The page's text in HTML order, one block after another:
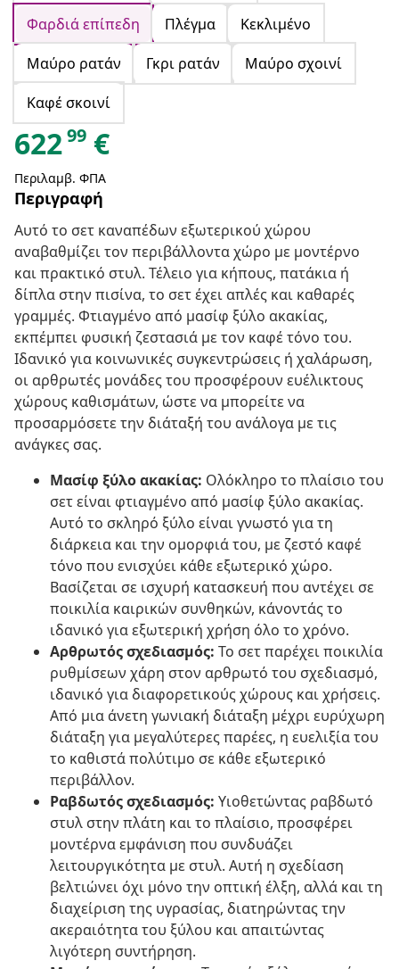
Φαρδιά επίπεδη
Πλέγμα
Κεκλιμένο
Μαύρο ρατάν
Γκρι ρατάν
Μαύρο σχοινί
Καφέ σκοινί
62299 €
Περιλαμβ. ΦΠΑ
Περιγραφή
Αυτό το σετ καναπέδων εξωτερικού χώρου
αναβαθμίζει τον περιβάλλοντα χώρο με μοντέρνο
και πρακτικό στυλ. Τέλειο για κήπους, πατάκια ή
δίπλα στην πισίνα, το σετ έχει απλές και καθαρές
γραμμές. Φτιαγμένο από μασίφ ξύλο ακακίας,
εκπέμπει φυσική ζεστασιά με τον καφέ τόνο του.
Ιδανικό για κοινωνικές συγκεντρώσεις ή χαλάρωση,
οι αρθρωτές μονάδες του προσφέρουν ευέλικτους
χώρους καθισμάτων, ώστε να μπορείτε να
προσαρμόσετε την διάταξή του ανάλογα με τις
ανάγκες σας.
Μασίφ ξύλο ακακίας: Ολόκληρο το πλαίσιο του
σετ είναι φτιαγμένο από μασίφ ξύλο ακακίας.
Αυτό το σκληρό ξύλο είναι γνωστό για τη
διάρκεια και την ομορφιά του, με ζεστό καφέ
τόνο που ενισχύει κάθε εξωτερικό χώρο.
Βασίζεται σε ισχυρή κατασκευή που αντέχει σε
ποικιλία καιρικών συνθηκών, κάνοντάς το
ιδανικό για εξωτερική χρήση όλο το χρόνο.
Αρθρωτός σχεδιασμός: Το σετ παρέχει ποικιλία
ρυθμίσεων χάρη στον αρθρωτό του σχεδιασμό,
ιδανικό για διαφορετικούς χώρους και χρήσεις.
Από μια άνετη γωνιακή διάταξη μέχρι ευρύχωρη
διάταξη για μεγαλύτερες παρέες, η ευελιξία του
το καθιστά πολύτιμο σε κάθε εξωτερικό
περιβάλλον.
Ραβδωτός σχεδιασμός: Υιοθετώντας ραβδωτό
στυλ στην πλάτη και το πλαίσιο, προσφέρει
μοντέρνα εμφάνιση που συνδυάζει
λειτουργικότητα με στυλ. Αυτή η σχεδίαση
βελτιώνει όχι μόνο την οπτική έλξη, αλλά και τη
διαχείριση της υγρασίας, διατηρώντας την
ακεραιότητα του ξύλου και απαιτώντας
λιγότερη συντήρηση.